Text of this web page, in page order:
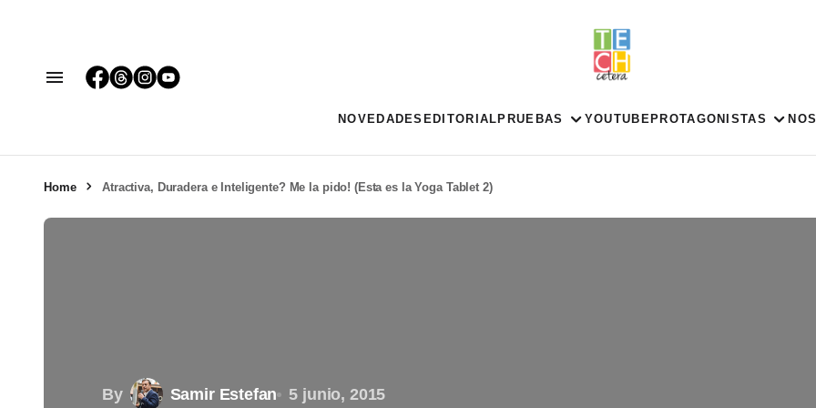
NOVEDADES EDITORIAL PRUEBAS YOUTUBE PROTAGONISTAS
Home Atractiva, Duradera e Inteligente? Me la pido! (Esta es la Yoga Tablet 2)
By Samir Estefan 5 junio, 2015